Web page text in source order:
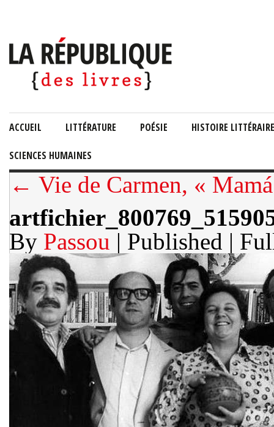
ACCUEIL LITTÉRATURE POÉSIE HISTOIRE LITTÉRAIRE
SCIENCES HUMAINES
← Vie de Carmen, «
By Passou | Published |